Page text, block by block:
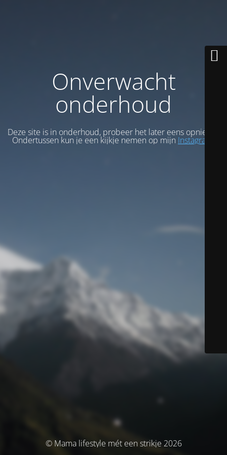
Onverwacht
onderhoud
Deze site is in onderhoud, probeer het later eens opnieuw.
Ondertussen kun je een kijkje nemen op mijn Instagram
© Mama lifestyle mét een strikje 2026